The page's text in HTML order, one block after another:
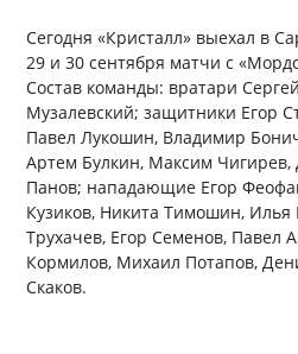
Сегодня «Кристалл» выехал в
29 и 30 сентября матчи с
Состав команды: вратари
Музалевский; защитники Егор
Павел Лукошин, Владимир
Артем Булкин, Максим Чигирев,
Панов; нападающие Егор
Кузиков, Никита Тимошин,
Трухачев, Егор Семенов, Павел
Кормилов, Михаил Потапов,
Скаков.